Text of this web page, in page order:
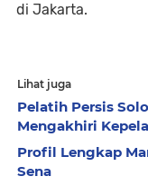
di Jakarta.
Lihat juga
Pelatih Persis
Mengakhiri
Profil Lengkap
Sena